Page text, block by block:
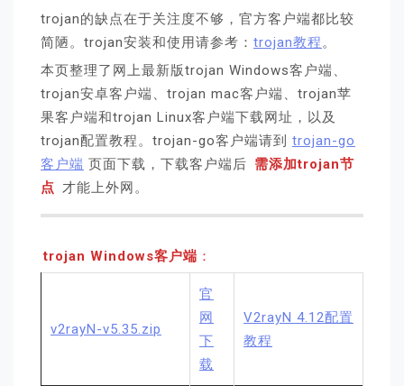
trojan的缺点在于关注度不够，官方客户端都比较
简陋。trojan安装和使用请参考： trojan教程。
本页整理了网上最新版trojan Windows客户端、
trojan安卓客户端、trojan mac客户端、trojan苹
果客户端和trojan Linux客户端下载网址，以及
trojan配置教程。trojan-go客户端请到 trojan-go
客户端 页面下载，下载客户端后 需添加trojan节
点 才能上外网。
trojan Windows客户端 ：
v2rayN-v5.35.zip
官
网
下
载
V2rayN 4.12配置
教程